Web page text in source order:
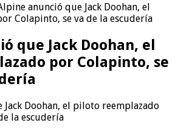
anunció que Jack Doohan, el
Colapinto, se va de la escudería
que Jack Doohan, el
por Colapinto, se